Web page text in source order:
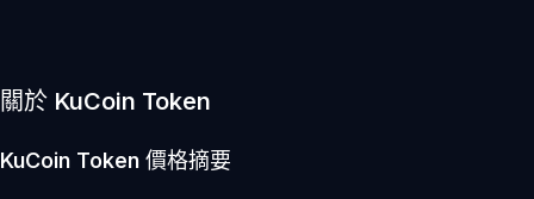
關於 KuCoin Token
KuCoin Token 價格摘要